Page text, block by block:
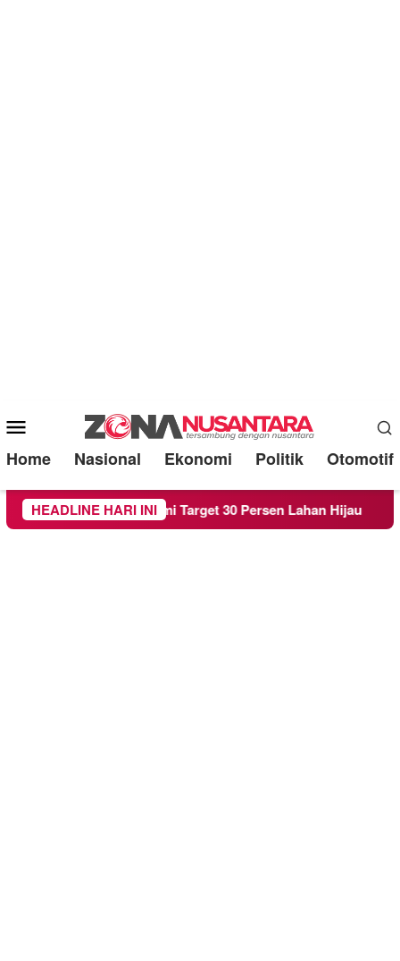
Mobile
Menu
Home Nasional Ekonomi Politik Otomotif
HEADLINE HARI INI
Raperda RTH demi Target 30 Persen Lahan Hijau